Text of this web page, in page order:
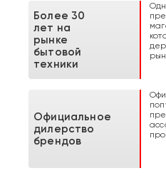
Более 30
лет на
рынке
бытовой
техники
Официальное
дилерство
брендов